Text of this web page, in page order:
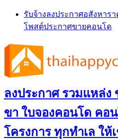
Skip
content
รับจ้างลงประกาศอสังหาร
โพสต์ประกาศขายคอนโด
ลงประกาศ รวมแหล่ง
ขา ใบจองคอนโด คอ
โครงการ ทุกทำเล ใ